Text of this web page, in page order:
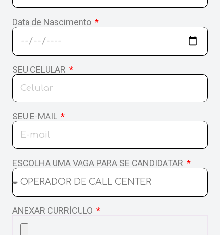
Data de Nascimento
SEU CELULAR
SEU E-MAIL
ESCOLHA UMA VAGA PARA SE CANDIDATAR
ANEXAR CURRÍCULO